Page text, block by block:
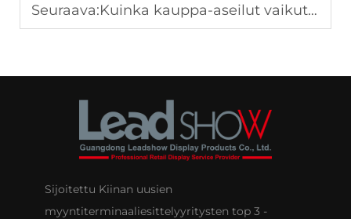
Seuraava:Kuinka kauppa-aseilut vaikuttavat asiakasvirran muodostumiseen vähittäiskauppa-alueilla?
Sijoitettu Kiinan uusien
myyntiterminaaliesittelyyritysten top 3 -